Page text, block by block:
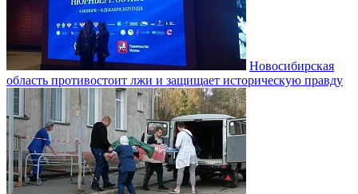
Новосибирская
область противостоит лжи и защищает историческую правду